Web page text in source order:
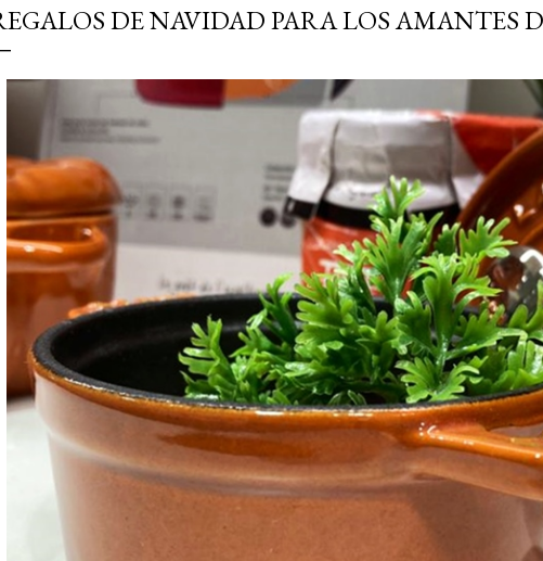
tradicionales y copiosos de
ingrediente tan humilde como
en un snack ligero, dorado,
100% natural. Es el sustituto
DE NAVIDAD PARA LOS AMANTES